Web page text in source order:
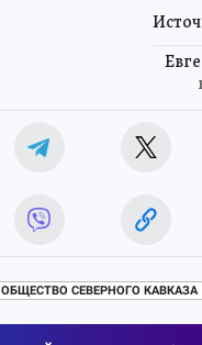
ОБЩЕСТВО СЕВЕРНОГО КАВКАЗА